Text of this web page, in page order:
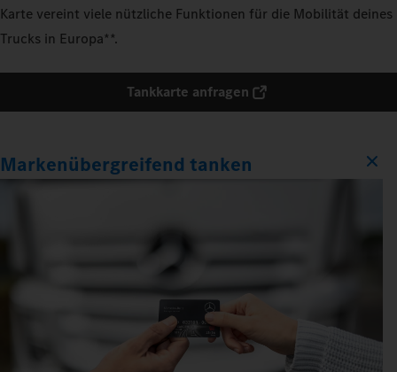
Karte vereint viele nützliche Funktionen für die Mobilität deines
Trucks in Europa**.
Tankkarte anfragen
Markenübergreifend tanken